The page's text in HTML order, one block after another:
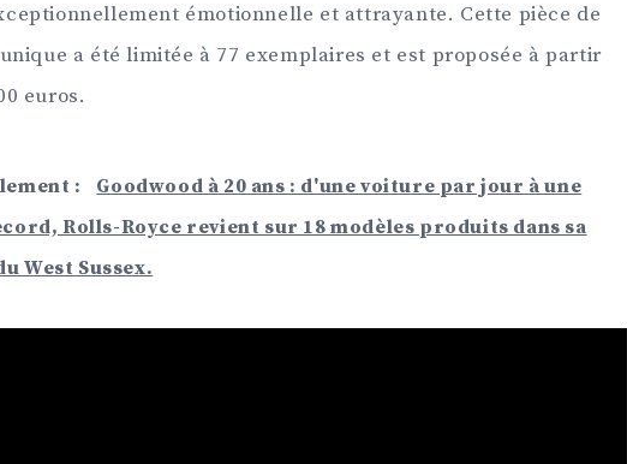
émotionnelle et attrayante. Cette pièce de
a été limitée à 77 exemplaires et est proposée à partir
euros.
:
Goodwood à 20 ans : d'une voiture par jour à une
Rolls-Royce revient sur 18 modèles produits dans sa
West Sussex.